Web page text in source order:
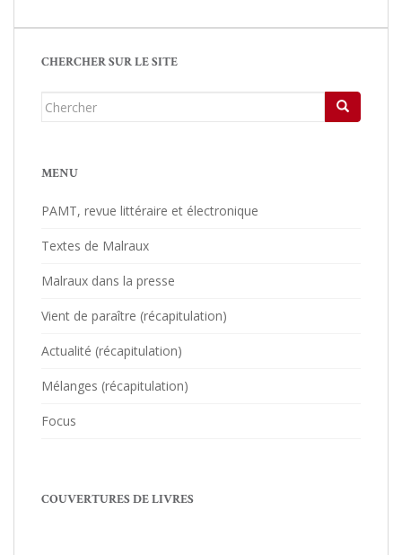
CHERCHER SUR LE SITE
Chercher...
MENU
PAMT, revue littéraire et électronique
Textes de Malraux
Malraux dans la presse
Vient de paraître (récapitulation)
Actualité (récapitulation)
Mélanges (récapitulation)
Focus
COUVERTURES DE LIVRES